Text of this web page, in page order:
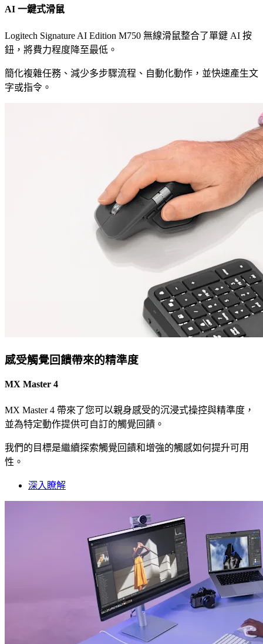
AI 一鍵式滑鼠
Logitech Signature AI Edition M750 無線滑鼠整合了單鍵 AI 按
鈕，將費力程度降至最低。
簡化複雜任務、減少多步驟流程、自動化動作，並快速產生文
字或指令。
感受觸覺回饋帶來的精準度
MX Master 4
MX Master 4 帶來了您可以親身感受的沉浸式操控與精準度，
並為特定動作提供可自訂的觸覺回饋。
我們的目標是繼續探索觸覺回饋和增強的觸感如何提升可用
性。
深入瞭解